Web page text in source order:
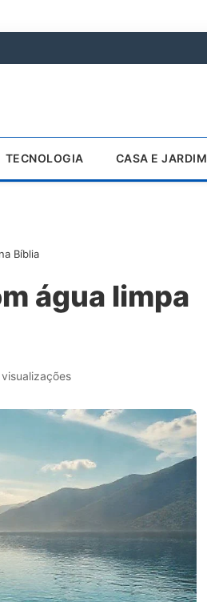
TECNOLOGIA CASA E JARDIM
Bíblia
água limpa
visualizações